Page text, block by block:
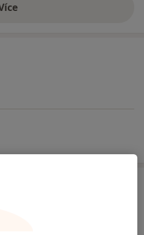
o zkušenostech
medicíny Pavla Koláře